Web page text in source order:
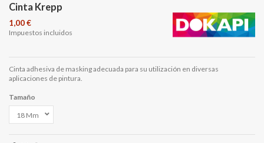
Cinta Krepp
1,00 €
Impuestos incluidos
Cinta adhesiva de masking adecuada para su utilización en diversas
aplicaciones de pintura.
Tamaño